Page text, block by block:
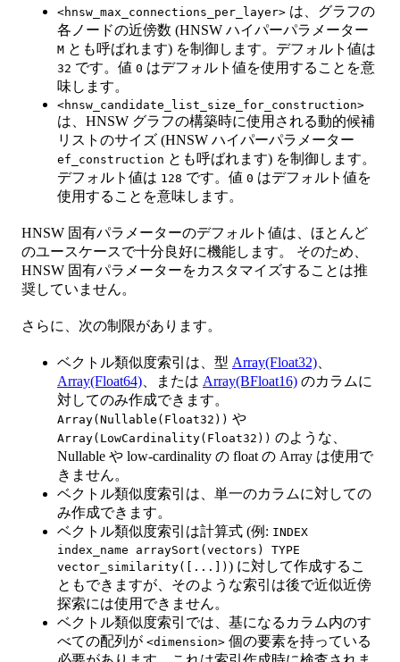
<hnsw_max_connections_per_layer> は、グラフの
各ノードの近傍数 (HNSW ハイパーパラメーター
M とも呼ばれます) を制御します。デフォルト値は
32 です。値 0 はデフォルト値を使用することを意
味します。
<hnsw_candidate_list_size_for_construction>
は、HNSW グラフの構築時に使用される動的候補
リストのサイズ (HNSW ハイパーパラメーター
ef_construction とも呼ばれます) を制御します。
デフォルト値は 128 です。値 0 はデフォルト値を
使用することを意味します。
HNSW 固有パラメーターのデフォルト値は、ほとんど
のユースケースで十分良好に機能します。 そのため、
HNSW 固有パラメーターをカスタマイズすることは推
奨していません。
さらに、次の制限があります。
ベクトル類似度索引は、型 Array(Float32)、
Array(Float64)、または Array(BFloat16) のカラムに
対してのみ作成できます。
Array(Nullable(Float32)) や
Array(LowCardinality(Float32)) のような、
Nullable や low-cardinality の float の Array は使用で
きません。
ベクトル類似度索引は、単一のカラムに対しての
み作成できます。
ベクトル類似度索引は計算式 (例: INDEX
index_name arraySort(vectors) TYPE
vector_similarity([...]) ) に対して作成するこ
ともできますが、そのような索引は後で近似近傍
探索には使用できません。
ベクトル類似度索引では、基になるカラム内のす
べての配列が <dimension> 個の要素を持っている